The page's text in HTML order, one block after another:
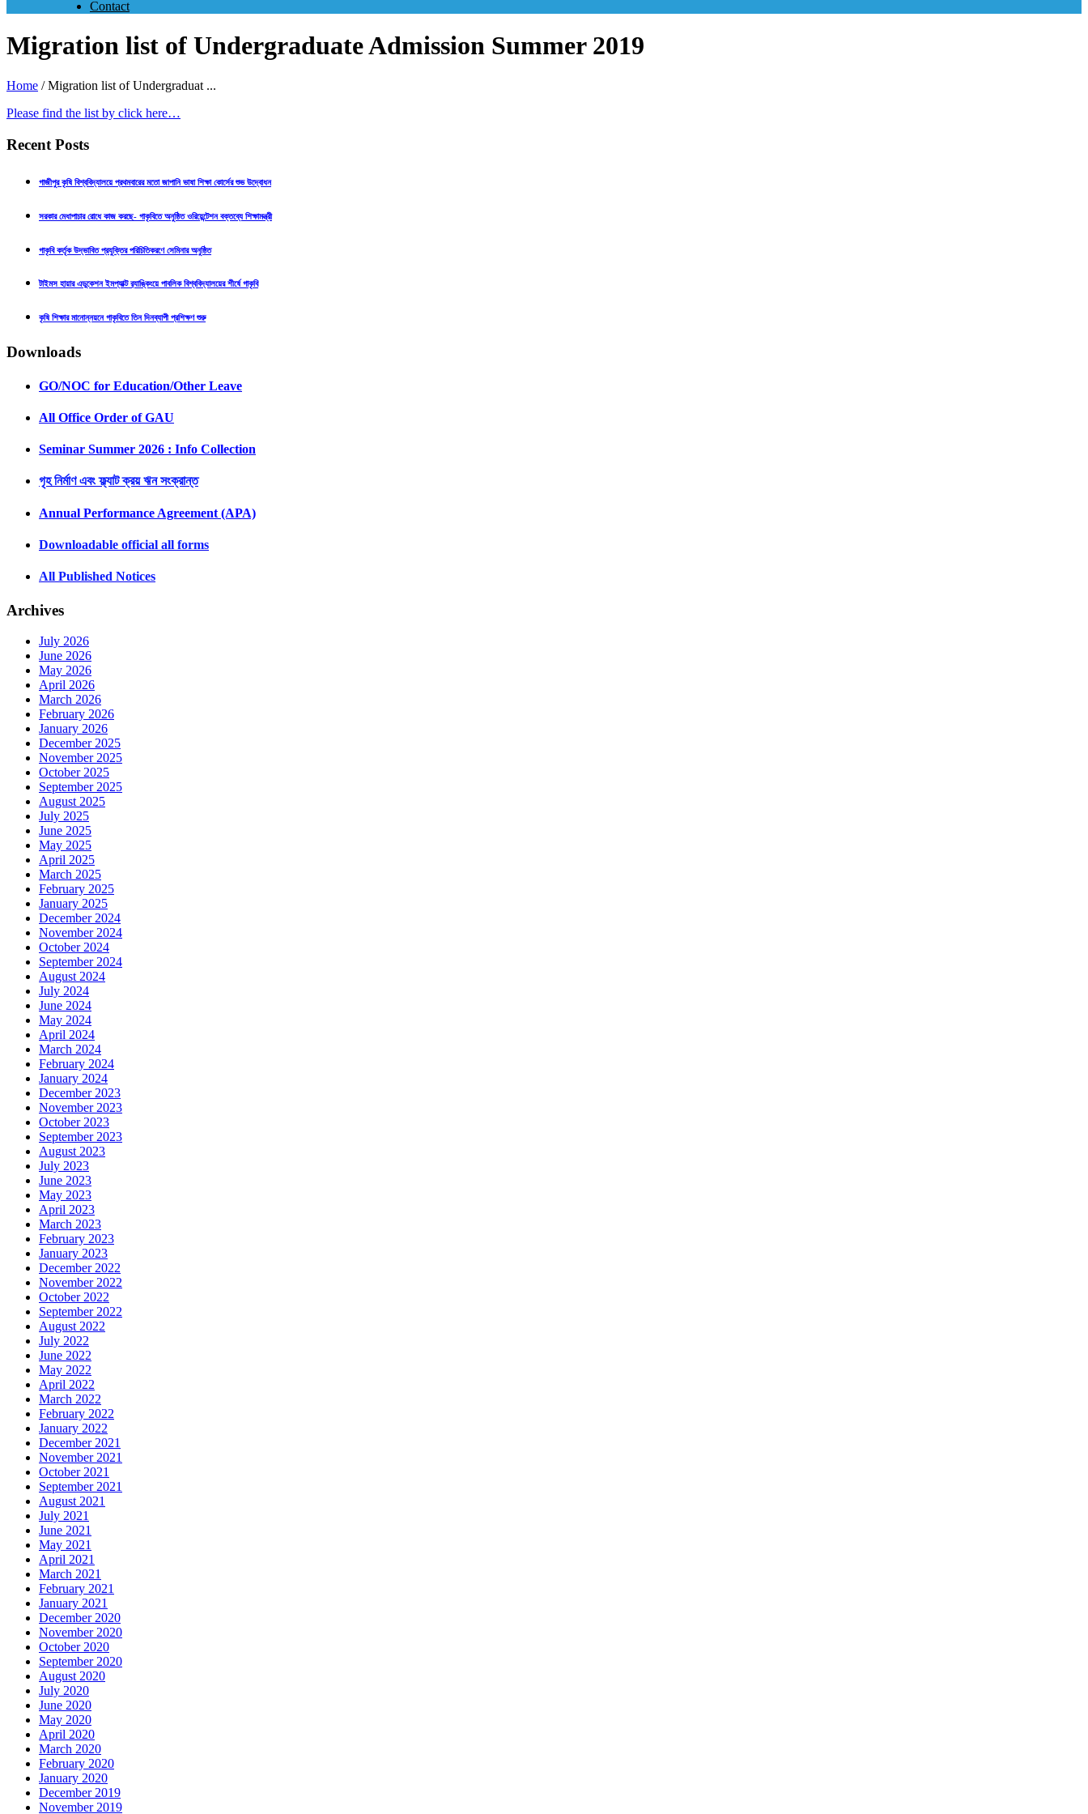
Contact
Migration list of Undergraduate Admission Summer 2019
Home /Migration list of Undergraduat ...
Please find the list by click here…
Recent Posts
গাজীপুর কৃষি বিশ্ববিদ্যালয়ে প্রথমবারের মতো জাপানি ভাষা শিক্ষা কোর্সের শুভ উদ্বোধন
সরকার মেধাপাচার রোধে কাজ করছে- গাকৃবিতে অনুষ্ঠিত ওরিয়েন্টেশন বক্তব্যে শিক্ষামন্ত্রী
গাকৃবি কর্তৃক উদ্ভাবিত প্রযুক্তির পরিচিতিকরণে সেমিনার অনুষ্ঠিত
টাইমস হায়ার এডুকেশন ইমপ্যাক্ট র‍্যাঙ্কিংয়ে পাবলিক বিশ্ববিদ্যালয়ের শীর্ষে গাকৃবি
কৃষি শিক্ষার মানোন্নয়নে গাকৃবিতে তিন দিনব্যাপী প্রশিক্ষণ শুরু
Downloads
GO/NOC for Education/Other Leave
All Office Order of GAU
Seminar Summer 2026 : Info Collection
গৃহ নির্মাণ এবং ফ্ল্যাট ক্রয় ঋন সংক্রান্ত
Annual Performance Agreement (APA)
Downloadable official all forms
All Published Notices
Archives
July 2026
June 2026
May 2026
April 2026
March 2026
February 2026
January 2026
December 2025
November 2025
October 2025
September 2025
August 2025
July 2025
June 2025
May 2025
April 2025
March 2025
February 2025
January 2025
December 2024
November 2024
October 2024
September 2024
August 2024
July 2024
June 2024
May 2024
April 2024
March 2024
February 2024
January 2024
December 2023
November 2023
October 2023
September 2023
August 2023
July 2023
June 2023
May 2023
April 2023
March 2023
February 2023
January 2023
December 2022
November 2022
October 2022
September 2022
August 2022
July 2022
June 2022
May 2022
April 2022
March 2022
February 2022
January 2022
December 2021
November 2021
October 2021
September 2021
August 2021
July 2021
June 2021
May 2021
April 2021
March 2021
February 2021
January 2021
December 2020
November 2020
October 2020
September 2020
August 2020
July 2020
June 2020
May 2020
April 2020
March 2020
February 2020
January 2020
December 2019
November 2019